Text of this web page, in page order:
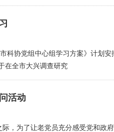
科协党组中心组学习方案》计划
在全市大兴调查研究
活动
，为了让老党员充分感受党和政